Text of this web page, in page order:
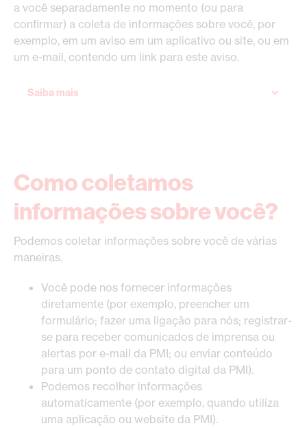
a você separadamente no momento (ou para
confirmar) a coleta de informações sobre você, por
exemplo, em um aviso em um aplicativo ou site, ou em
um e-mail, contendo um link para este aviso.
Saiba mais
Como coletamos
informações sobre você?
Podemos coletar informações sobre você de várias
maneiras.
Você pode nos fornecer informações
diretamente (por exemplo, preencher um
formulário; fazer uma ligação para nós; registrar-
se para receber comunicados de imprensa ou
alertas por e-mail da PMI; ou enviar conteúdo
para um ponto de contato digital da PMI).
Podemos recolher informações
automaticamente (por exemplo, quando utiliza
uma aplicação ou website da PMI).